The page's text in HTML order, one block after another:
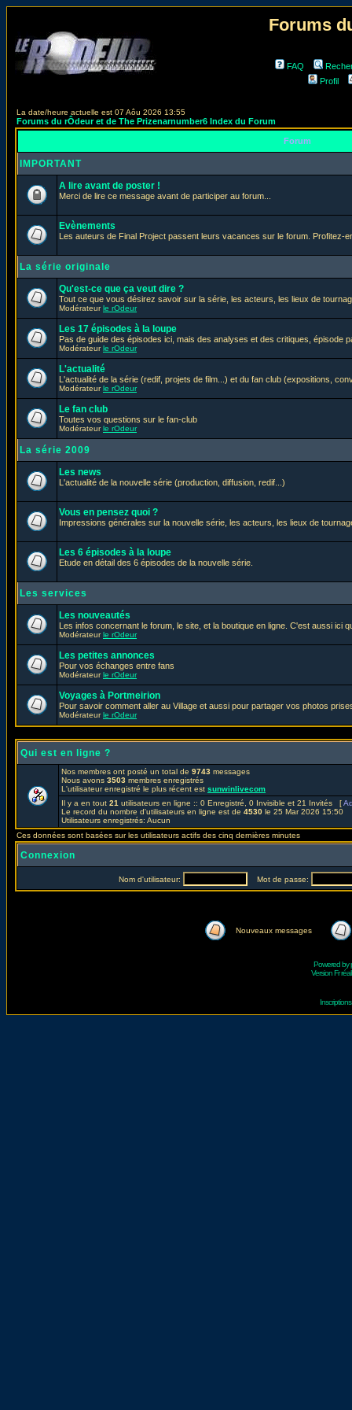
Forums
FAQ
Profil
La date/heure actuelle est 07 Aôu 2026 13:55
Forums du rÔdeur et de The Prizenarnumber6 Index du Forum
Forum
IMPORTANT
A lire avant de poster !
Merci de lire ce message avant de participer au forum...
Evènements
Les auteurs de Final Project passent leurs vacances sur le forum. Profitez-
La série originale
Qu'est-ce que ça veut dire ?
Tout ce que vous désirez savoir sur la série, les acteurs, les lieux de
Modérateurle rOdeur
Les 17 épisodes à la loupe
Pas de guide des épisodes ici, mais des analyses et des critiques, épisode
Modérateurle rOdeur
L'actualité
L'actualité de la série (redif, projets de film...) et du fan club (expositions,
Modérateurle rOdeur
Le fan club
Toutes vos questions sur le fan-club
Modérateurle rOdeur
La série 2009
Les news
L'actualité de la nouvelle série (production, diffusion, redif...)
Vous en pensez quoi ?
Impressions générales sur la nouvelle série, les acteurs, les lieux de
Les 6 épisodes à la loupe
Etude en détail des 6 épisodes de la nouvelle série.
Les services
Les nouveautés
Les infos concernant le forum, le site, et la boutique en ligne. C'est aussi ici
Modérateurle rOdeur
Les petites annonces
Pour vos échanges entre fans
Modérateurle rOdeur
Voyages à Portmeirion
Pour savoir comment aller au Village et aussi pour partager vos photos
Modérateurle rOdeur
Qui est en ligne ?
Nos membres ont posté un total de 9743 messages
Nous avons 3503 membres enregistrés
L'utilisateur enregistré le plus récent est sunwinlivecom
Il y a en tout 21 utilisateurs en ligne :: 0 Enregistré, 0 Invisible et 21 Invités [
Le record du nombre d'utilisateurs en ligne est de 4530 le 25 Mar 2026 15:50
Utilisateurs enregistrés: Aucun
Ces données sont basées sur les utilisateurs actifs des cinq dernières minutes
Connexion
Nom d'utilisateur: Mot de passe:
Nouveaux messages
Powered by
Version Fr